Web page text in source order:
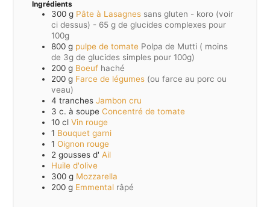
Ingrédients
300 g Pâte à Lasagnes sans gluten - koro (voir
ci dessus) - 65 g de glucides complexes pour
100g
800 g pulpe de tomate Polpa de Mutti ( moins
de 3g de glucides simples pour 100g)
200 g Boeuf haché
200 g Farce de légumes (ou farce au porc ou
veau)
4 tranches Jambon cru
3 c. à soupe Concentré de tomate
10 cl Vin rouge
1 Bouquet garni
1 Oignon rouge
2 gousses d' Ail
Huile d'olive
300 g Mozzarella
200 g Emmental râpé